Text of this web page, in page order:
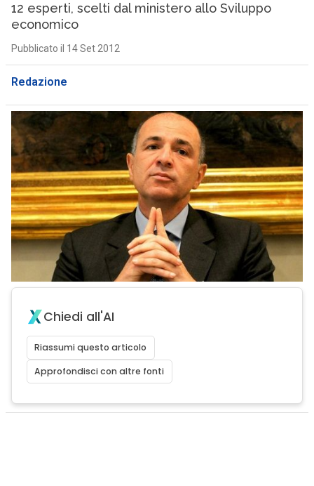
12 esperti, scelti dal ministero allo Sviluppo
economico
Pubblicato il 14 Set 2012
Redazione
Chiedi all'AI
Riassumi questo articolo
Approfondisci con altre fonti